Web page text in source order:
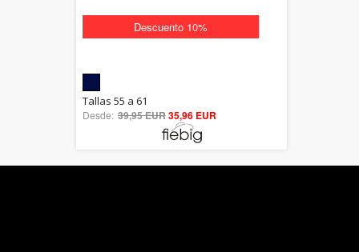
Descuento 10%
out of 5
Tallas 55 a 61
Desde: 39,95 EUR35,96 EUR